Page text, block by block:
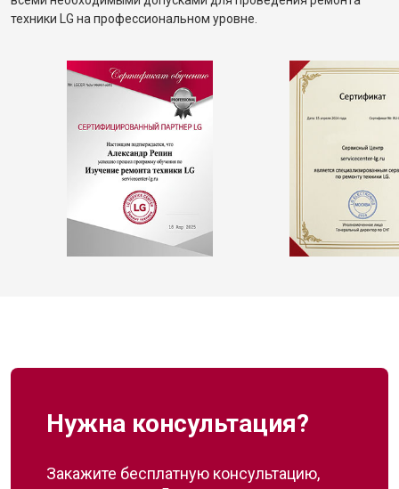
техники LG на профессиональном уровне.
Нужна консультация?
Закажите бесплатную консультацию,